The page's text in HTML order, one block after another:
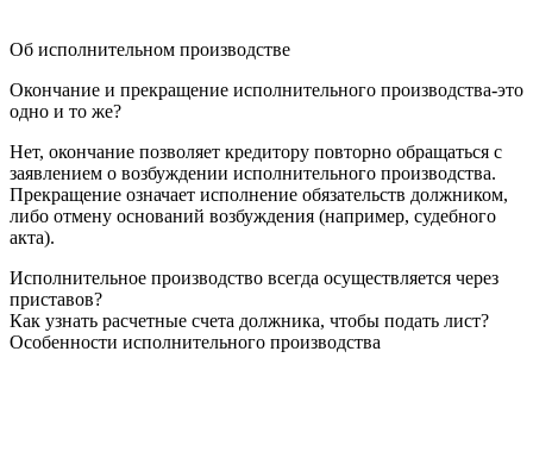
Об исполнительном производстве
Окончание и прекращение исполнительного производства-это
одно и то же?
Нет, окончание позволяет кредитору повторно обращаться с
заявлением о возбуждении исполнительного производства.
Прекращение означает исполнение обязательств должником,
либо отмену оснований возбуждения (например, судебного
акта).
Исполнительное производство всегда осуществляется через
приставов?
Как узнать расчетные счета должника, чтобы подать лист?
Особенности исполнительного производства